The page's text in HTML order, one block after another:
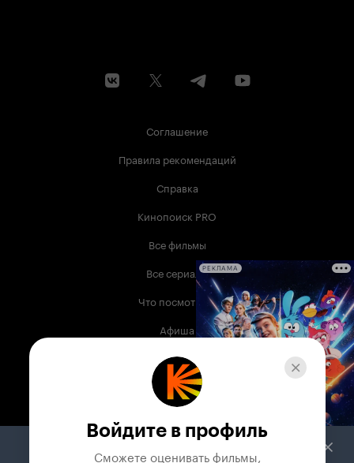
Соглашение
Правила рекомендаций
Справка
Кинопоиск PRO
Все фильмы
Все сериалы
Что посмотреть
Афиша
Музыка
Телепрограмма
Служба поддержки
РЕКЛАМА
Войдите в профиль
Сможете оценивать фильмы,